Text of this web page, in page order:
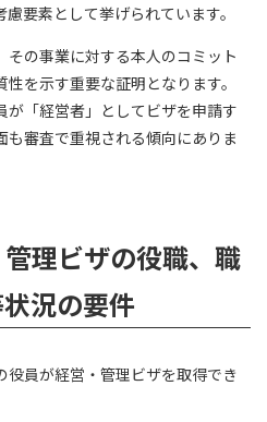
要素として挙げられています。
の事業に対する本人のコミット
を示す重要な証明となります。
が「経営者」としてビザを申請す
審査で重視される傾向にありま
理ビザの役職、職
況の要件
員が経営・管理ビザを取得でき